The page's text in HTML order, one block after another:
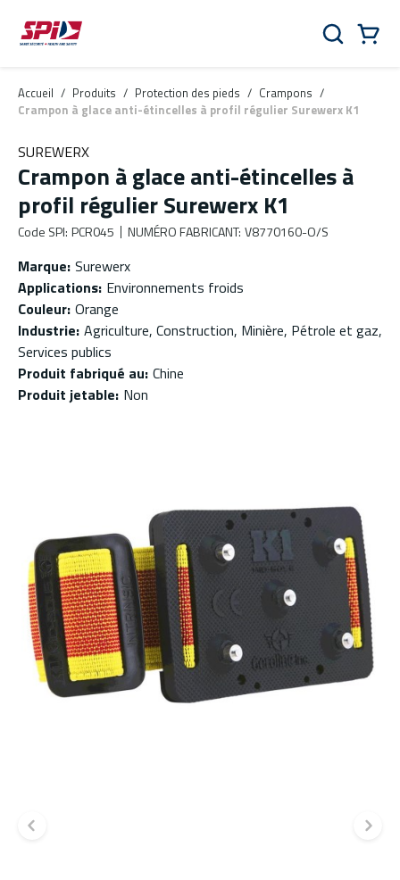
Aller au contenu principal
Skip to menu
Skip to footer
Rechercher
Accueil / Produits / Protection des pieds / Crampons /
Crampon à glace anti-étincelles à profil régulier Surewerx K1
SUREWERX
Crampon à glace anti-étincelles à
profil régulier Surewerx K1
Code SPI: PCR045 NUMÉRO FABRICANT: V8770160-O/S
Marque: Surewerx
Applications: Environnements froids
Couleur: Orange
Industrie: Agriculture, Construction, Minière, Pétrole et gaz,
Services publics
Produit fabriqué au: Chine
Produit jetable: Non
Diapositive précédente